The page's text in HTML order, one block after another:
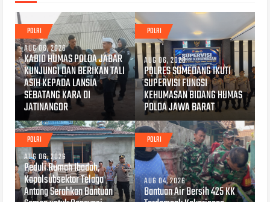
POLRI
AUG 06, 2026
KABID HUMAS POLDA JABAR
KUNJUNGI DAN BERIKAN TALI
ASIH KEPADA LANSIA
SEBATANG KARA DI
JATINANGOR
POLRI
AUG 06, 2026
POLRES SUMEDANG IKUTI
SUPERVISI FUNGSI
KEHUMASAN BIDANG HUMAS
POLDA JAWA BARAT
POLRI
AUG 06, 2026
Peduli Rumah Ibadah,
Kapolsubsektor Telaga
Antang Serahkan Bantuan
POLRI
AUG 04, 2026
Bantuan Air Bersih 425 KK